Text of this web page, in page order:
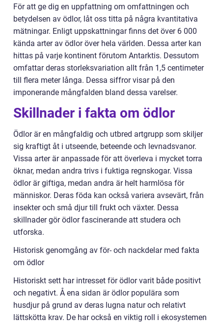
För att ge dig en uppfattning om omfattningen och
betydelsen av ödlor, låt oss titta på några kvantitativa
mätningar. Enligt uppskattningar finns det över 6 000
kända arter av ödlor över hela världen. Dessa arter kan
hittas på varje kontinent förutom Antarktis. Dessutom
omfattar deras storleksvariation allt från 1,5 centimeter
till flera meter långa. Dessa siffror visar på den
imponerande mångfalden bland dessa varelser.
Skillnader i fakta om ödlor
Ödlor är en mångfaldig och utbred artgrupp som skiljer
sig kraftigt åt i utseende, beteende och levnadsvanor.
Vissa arter är anpassade för att överleva i mycket torra
öknar, medan andra trivs i fuktiga regnskogar. Vissa
ödlor är giftiga, medan andra är helt harmlösa för
människor. Deras föda kan också variera avsevärt, från
insekter och små djur till frukt och växter. Dessa
skillnader gör ödlor fascinerande att studera och
utforska.
Historisk genomgång av för- och nackdelar med fakta
om ödlor
Historiskt sett har intresset för ödlor varit både positivt
och negativt. Å ena sidan är ödlor populära som
husdjur på grund av deras lugna natur och relativt
lättskötta krav. De har också en viktig roll i ekosystemen